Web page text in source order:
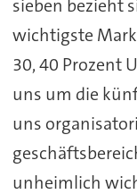
sieben bezieht
wichtigste
30, 40 Prozent
uns um die
uns
unheimlich